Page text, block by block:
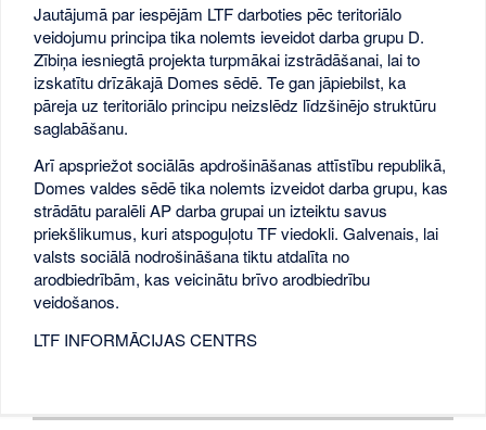
Jautājumā par iespējām LTF darboties pēc teritoriālo
veidojumu principa tika nolemts ieveidot darba grupu D.
Zībiņa iesniegtā projekta turpmākai izstrādāšanai, lai to
izskatītu drīzākajā Domes sēdē. Te gan jāpiebilst, ka
pāreja uz teritoriālo principu neizslēdz līdzšinējo struktūru
saglabāšanu.
Arī apspriežot sociālās apdrošināšanas attīstību republikā,
Domes valdes sēdē tika nolemts izveidot darba grupu, kas
strādātu paralēli AP darba grupai un izteiktu savus
priekšlikumus, kuri atspoguļotu TF viedokli. Galvenais, lai
valsts sociālā nodrošināšana tiktu atdalīta no
arodbiedrībām, kas veicinātu brīvo arodbiedrību
veidošanos.
LTF INFORMĀCIJAS CENTRS